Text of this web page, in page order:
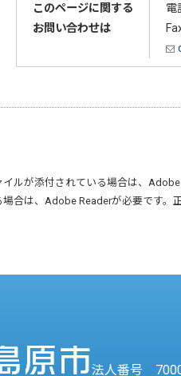
このページに関する
お問い合わせは
電
ルが添付されている場合は、
合は、 Adobe Readerが必要です。
法人番号